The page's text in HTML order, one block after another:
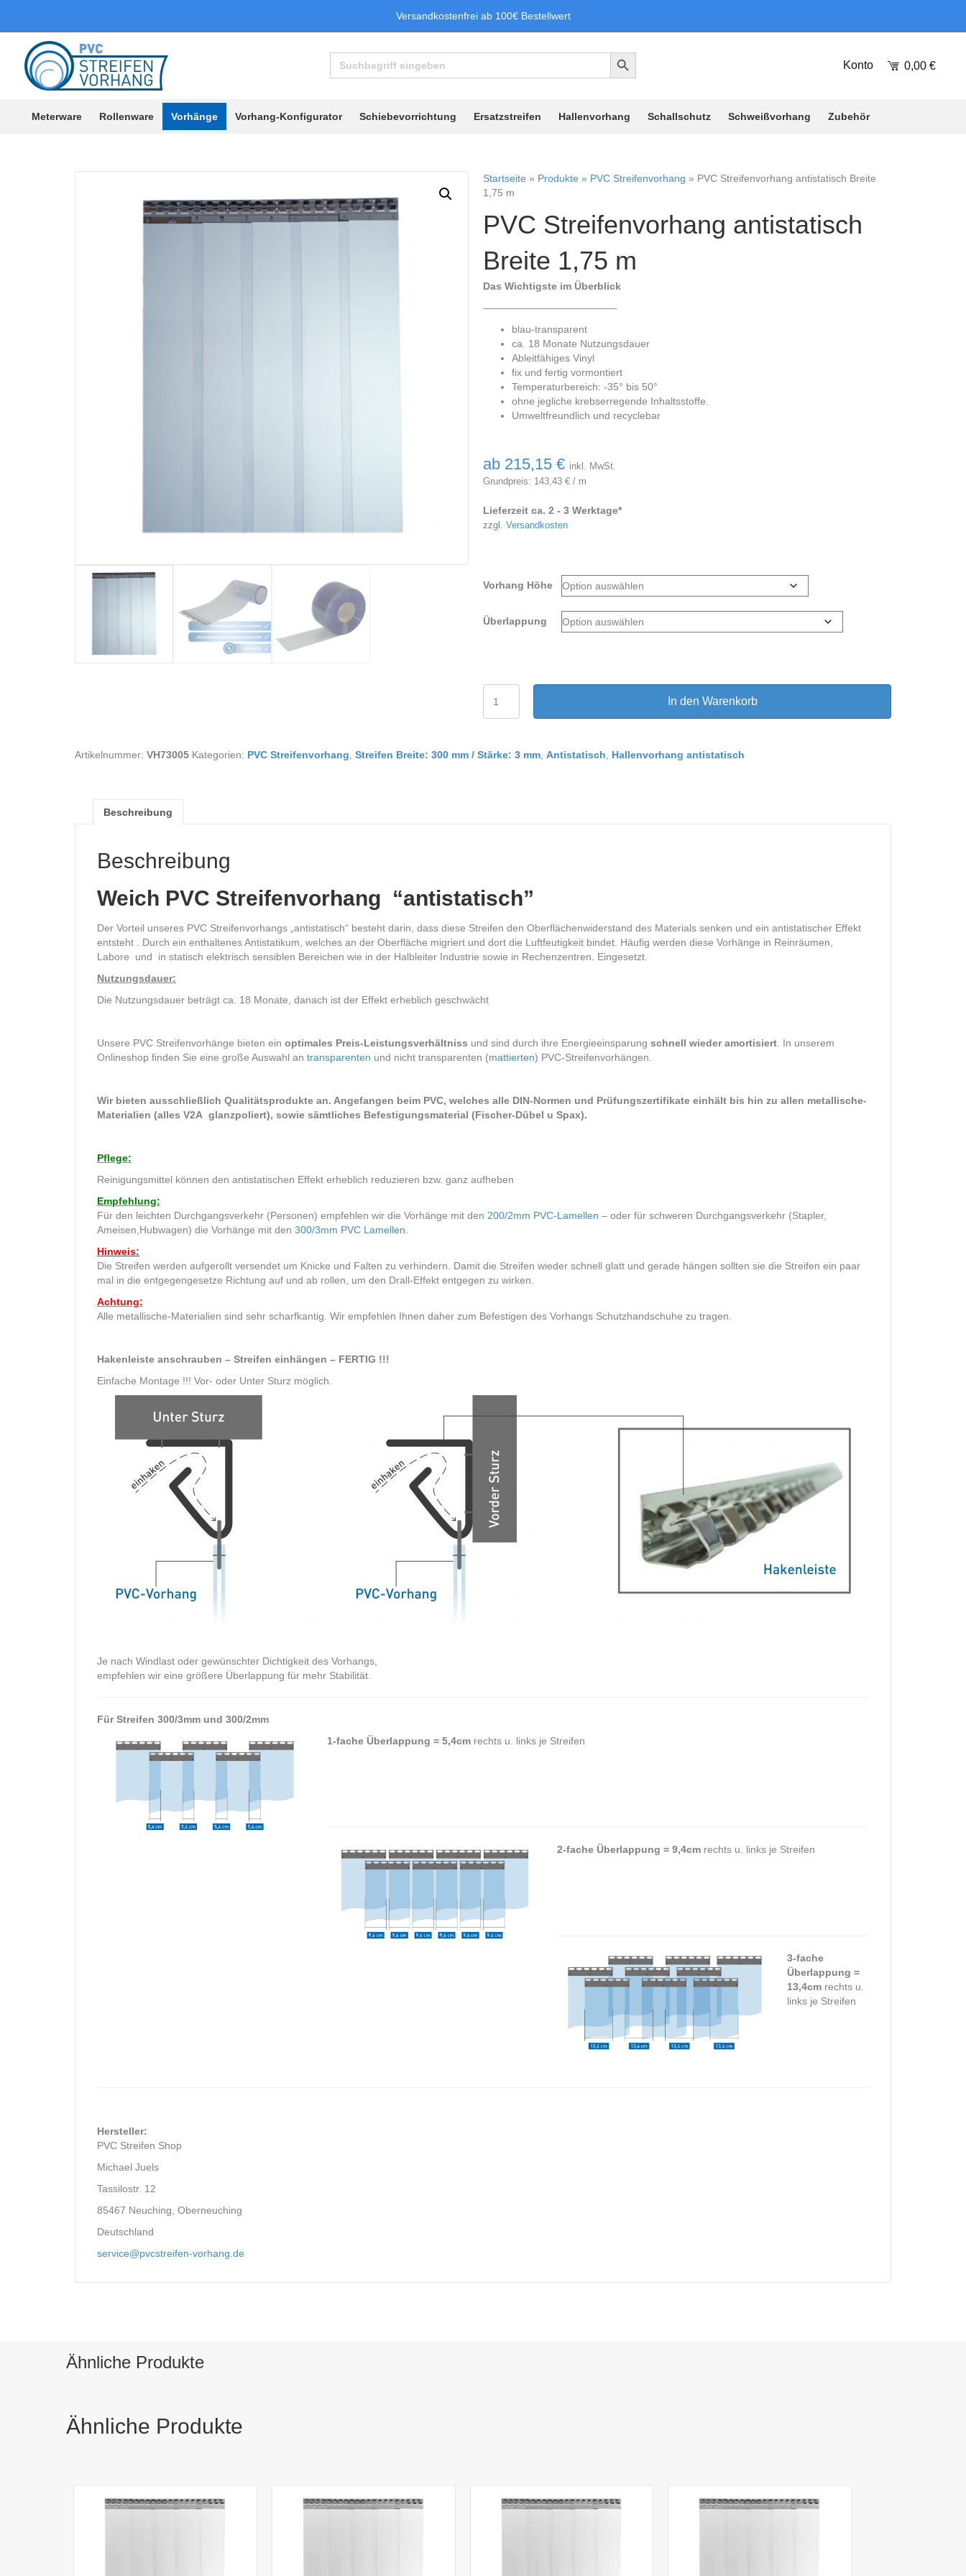
Versandkostenfrei ab 100€ Bestellwert
Search
for:
Search Button
Konto
0,00 €
Meterware Rollenware Vorhänge Vorhang-Konfigurator Schiebevorrichtung Ersatzstreifen Hallenvorhang Schallschutz Schweißvorhang Zubehör
Startseite » Produkte » PVC Streifenvorhang » PVC Streifenvorhang antistatisch Breite
1,75 m
PVC Streifenvorhang antistatisch
Breite 1,75 m
Das Wichtigste im Überblick
—————————————-
blau-transparent
ca. 18 Monate Nutzungsdauer
Ableitfähiges Vinyl
fix und fertig vormontiert
Temperaturbereich: -35° bis 50°
ohne jegliche krebserregende Inhaltsstoffe.
Umweltfreundlich und recyclebar
ab 215,15 € inkl. MwSt.
Grundpreis: 143,43 € / m
Lieferzeit ca. 2 - 3 Werktage*
zzgl. Versandkosten
Vorhang Höhe
Überlappung
Streifenvorhang
antistatisch
In den Warenkorb
Artikelnummer: VH73005 Kategorien: PVC Streifenvorhang Streifen Breite: 300 mm / Stärke: 3 mm Antistatisch Hallenvorhang antistatisch
Beschreibung
Beschreibung
Weich PVC Streifenvorhang “antistatisch”
Der Vorteil unseres PVC Streifenvorhangs „antistatisch“ besteht darin, dass diese Streifen den Oberflächenwiderstand des Materials senken und ein antistatischer Effekt
entsteht . Durch ein enthaltenes Antistatikum, welches an der Oberfläche migriert und dort die Luftfeutigkeit bindet. Häufig werden diese Vorhänge in Reinräumen,
Labore und in statisch elektrisch sensiblen Bereichen wie in der Halbleiter Industrie sowie in Rechenzentren. Eingesetzt.
Nutzungsdauer:
Die Nutzungsdauer beträgt ca. 18 Monate, danach ist der Effekt erheblich geschwächt
Unsere PVC Streifenvorhänge bieten ein optimales Preis-Leistungsverhältniss und sind durch ihre Energieeinsparung schnell wieder amortisiert . In unserem
Onlineshop finden Sie eine große Auswahl an transparenten und nicht transparenten (mattierten) PVC-Streifenvorhängen.
Wir bieten ausschließlich Qualitätsprodukte an. Angefangen beim PVC, welches alle DIN-Normen und Prüfungszertifikate einhält bis hin zu allen metallische-
Materialien (alles V2A glanzpoliert), sowie sämtliches Befestigungsmaterial (Fischer-Dübel u Spax).
Pflege:
Reinigungsmittel können den antistatischen Effekt erheblich reduzieren bzw. ganz aufheben
Empfehlung:
Für den leichten Durchgangsverkehr (Personen) empfehlen wir die Vorhänge mit den 200/2mm PVC-Lamellen – oder für schweren Durchgangsverkehr (Stapler,
Ameisen,Hubwagen) die Vorhänge mit den 300/3mm PVC Lamellen
Hinweis:
Die Streifen werden aufgerollt versendet um Knicke und Falten zu verhindern. Damit die Streifen wieder schnell glatt und gerade hängen sollten sie die Streifen ein paar
mal in die entgegengesetze Richtung auf und ab rollen, um den Drall-Effekt entgegen zu wirken.
Achtung:
Alle metallische-Materialien sind sehr scharfkantig. Wir empfehlen Ihnen daher zum Befestigen des Vorhangs Schutzhandschuhe zu tragen.
Hakenleiste anschrauben – Streifen einhängen – FERTIG !!!
Einfache Montage !!! Vor- oder Unter Sturz möglich.
Je nach Windlast oder gewünschter Dichtigkeit des Vorhangs,
empfehlen wir eine größere Überlappung für mehr Stabilität.
Für Streifen 300/3mm und 300/2mm
1-fache Überlappung = 5,4cm rechts u. links je Streifen
2-fache Überlappung = 9,4cm rechts u. links je Streifen
3-fache
Überlappung =
13,4cm rechts u.
links je Streifen
Hersteller:
PVC Streifen Shop
Michael Juels
Tassilostr. 12
85467 Neuching, Oberneuching
Deutschland
service@pvcstreifen-vorhang.de
Ähnliche Produkte
Ähnliche Produkte